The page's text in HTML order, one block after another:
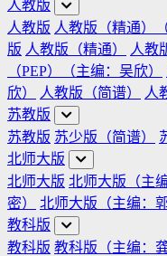
人教版
人教版 人教版（精通）
版 人教版（精通） 人教
（PEP）（主编：吴欣）
欣）
人教版（简谱）
人
苏教版
苏教版 苏少版（简谱）
北师大版
北师大版 北师大版（主
密）
北师大版（主编：
教科版
教科版 教科版（主编：